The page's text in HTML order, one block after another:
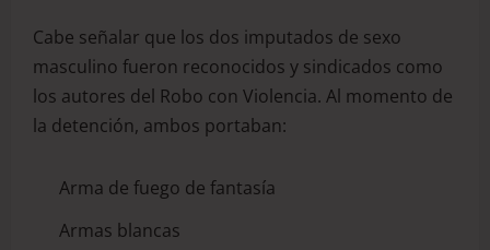
Cabe señalar que los dos imputados de sexo
masculino fueron reconocidos y sindicados como
los autores del Robo con Violencia. Al momento de
la detención, ambos portaban:
Arma de fuego de fantasía
Armas blancas